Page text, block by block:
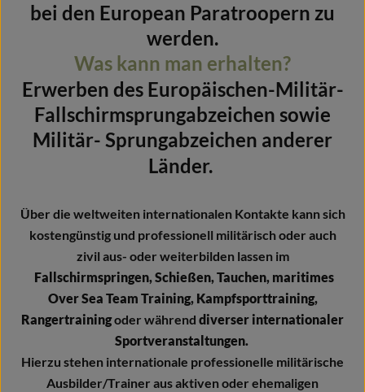
bei den European Paratroopern zu
werden.
Was kann man erhalten?
Erwerben des Europäischen-Militär-
Fallschirmsprungabzeichen sowie
Militär- Sprungabzeichen anderer
Länder.
Über die weltweiten internationalen Kontakte kann sich
kostengünstig und professionell militärisch oder auch
zivil aus- oder weiterbilden lassen im
Fallschirmspringen, Schießen, Tauchen, maritimes
Over Sea Team Training, Kampfsporttraining,
Rangertrainingoder während diverser internationaler
Sportveranstaltungen.
Hierzu stehen internationale professionelle militärische
Ausbilder/Trainer aus aktiven oder ehemaligen